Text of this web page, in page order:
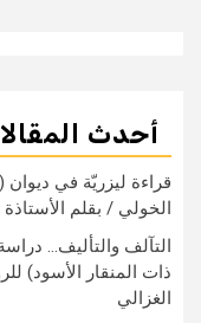
أحدث
قراءة ليزريّة في
الخولي / بقلم
التآلف والتأليف…
ذات المنقار الأسود)
الغزالي